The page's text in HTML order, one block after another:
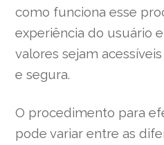
como funciona esse
experiência do usuário
valores sejam
e segura.
O procedimento para
pode variar entre as